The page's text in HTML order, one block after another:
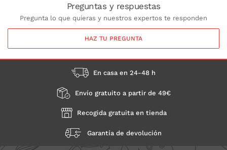
Preguntas y respuestas
Pregunta lo que quieras y nuestros expertos te responden
HAZ TU PREGUNTA
En casa en 24-48 h
Envío gratuito a partir de 49€
Recogida gratuita en tienda
Garantía de devolución